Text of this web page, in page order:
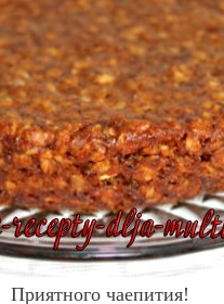
Приятного чаепития!